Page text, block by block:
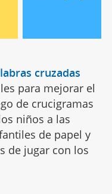
cruzadas
para mejorar el
de crucigramas
niños a las
de papel y
de jugar con los